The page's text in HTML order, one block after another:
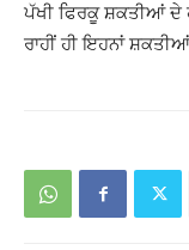
ਪੱਖੀ ਫਿਰਕੂ ਸ਼ਕਤੀਆਂ ਦੇ
ਰਾਹੀਂ ਹੀ ਇਹਨਾਂ